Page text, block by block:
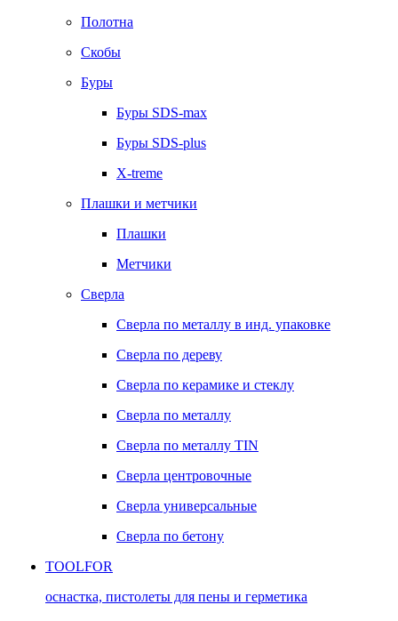
Полотна
Скобы
Буры
Буры SDS-max
Буры SDS-plus
X-treme
Плашки и метчики
Плашки
Метчики
Сверла
Сверла по металлу в инд. упаковке
Сверла по дереву
Сверла по керамике и стеклу
Сверла по металлу
Сверла по металлу TIN
Сверла центровочные
Сверла универсальные
Сверла по бетону
TOOLFOR
оснастка, пистолеты для пены и герметика